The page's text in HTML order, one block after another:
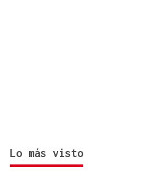
Lo más visto